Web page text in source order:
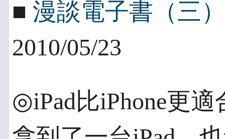
■ 漫談電子書（三
2010/05/23
◎iPad比iPhone更